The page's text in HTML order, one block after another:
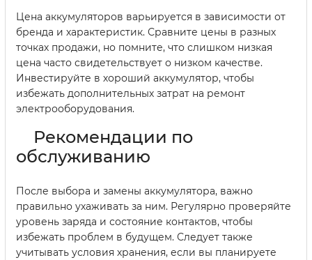
Цена аккумуляторов варьируется в зависимости от
бренда и характеристик. Сравните цены в разных
точках продажи, но помните, что слишком низкая
цена часто свидетельствует о низком качестве.
Инвестируйте в хороший аккумулятор, чтобы
избежать дополнительных затрат на ремонт
электрооборудования.
Рекомендации по
обслуживанию
После выбора и замены аккумулятора, важно
правильно ухаживать за ним. Регулярно проверяйте
уровень заряда и состояние контактов, чтобы
избежать проблем в будущем. Следует также
учитывать условия хранения, если вы планируете